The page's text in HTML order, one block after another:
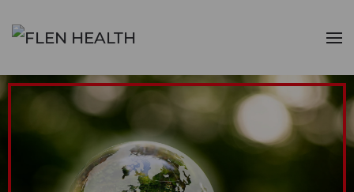
Zum Hauptinhalt springen